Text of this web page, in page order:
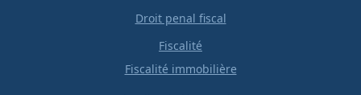
Droit penal fiscal
Fiscalité
Fiscalité immobilière